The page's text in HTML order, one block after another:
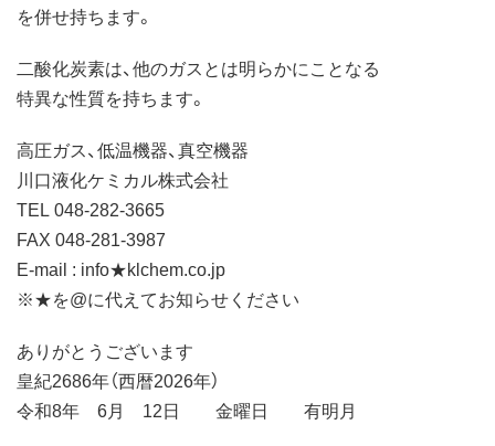
を併せ持ちます。
二酸化炭素は、他のガスとは明らかにことなる
特異な性質を持ちます。
高圧ガス、低温機器、真空機器
川口液化ケミカル株式会社
TEL 048-282-3665
FAX 048-281-3987
E-mail : info★klchem.co.jp
※★を@に代えてお知らせください
ありがとうございます
皇紀2686年（西暦2026年）
令和8年 6月 12日 金曜日 有明月